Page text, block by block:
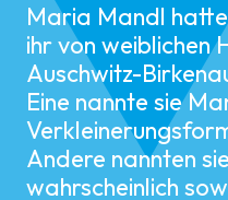
Maria Mandl
ihr von weiblichen
Auschwitz-
Eine nannte sie
Andere nannten
wahrscheinlich